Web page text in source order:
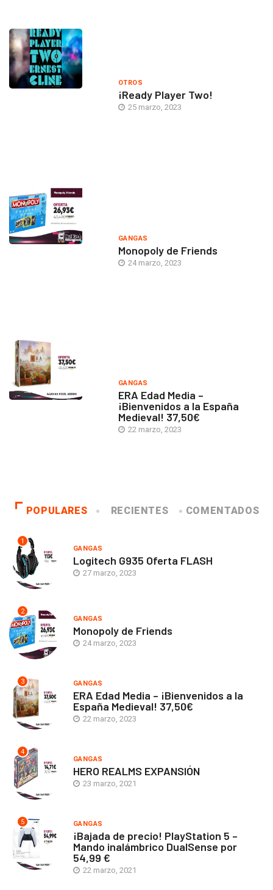
OTROS
¡Ready Player Two!
25 marzo, 2023
GANGAS
Monopoly de Friends
24 marzo, 2023
GANGAS
ERA Edad Media –
¡Bienvenidos a la España
Medieval! 37,50€
22 marzo, 2023
POPULARES RECIENTES COMENTADOS
1
GANGAS
Logitech G935 Oferta FLASH
27 marzo, 2023
2
GANGAS
Monopoly de Friends
24 marzo, 2023
3 GANGAS
ERA Edad Media – ¡Bienvenidos a la
España Medieval! 37,50€
22 marzo, 2023
4
GANGAS
HERO REALMS EXPANSIÓN
23 marzo, 2021
5 GANGAS
¡Bajada de precio! PlayStation 5 –
Mando inalámbrico DualSense por
54,99 €
22 marzo, 2021